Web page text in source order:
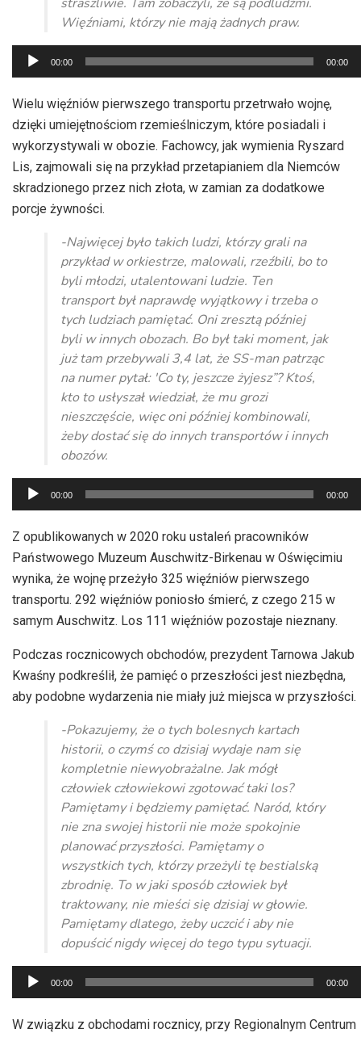
straszliwie. Tam zobaczyli, że są podludźmi.
Więźniami, którzy nie mają żadnych praw.
Odtwarzacz
plików
dźwiękowych
00:00 00:00
Wielu więźniów pierwszego transportu przetrwało wojnę,
dzięki umiejętnościom rzemieślniczym, które posiadali i
wykorzystywali w obozie. Fachowcy, jak wymienia Ryszard
Lis, zajmowali się na przykład przetapianiem dla Niemców
skradzionego przez nich złota, w zamian za dodatkowe
porcje żywności.
-Najwięcej było takich ludzi, którzy grali na
przykład w orkiestrze, malowali, rzeźbili, bo to
byli młodzi, utalentowani ludzie. Ten
transport był naprawdę wyjątkowy i trzeba o
tych ludziach pamiętać. Oni zresztą później
byli w innych obozach. Bo był taki moment, jak
już tam przebywali 3,4 lat, że SS-man patrząc
na numer pytał: 'Co ty, jeszcze żyjesz”? Ktoś,
kto to usłyszał wiedział, że mu grozi
nieszczęście, więc oni później kombinowali,
żeby dostać się do innych transportów i innych
obozów.
Odtwarzacz
plików
dźwiękowych
00:00 00:00
Z opublikowanych w 2020 roku ustaleń pracowników
Państwowego Muzeum Auschwitz-Birkenau w Oświęcimiu
wynika, że wojnę przeżyło 325 więźniów pierwszego
transportu. 292 więźniów poniosło śmierć, z czego 215 w
samym Auschwitz. Los 111 więźniów pozostaje nieznany.
Podczas rocznicowych obchodów, prezydent Tarnowa Jakub
Kwaśny podkreślił, że pamięć o przeszłości jest niezbędna,
aby podobne wydarzenia nie miały już miejsca w przyszłości.
-Pokazujemy, że o tych bolesnych kartach
historii, o czymś co dzisiaj wydaje nam się
kompletnie niewyobrażalne. Jak mógł
człowiek człowiekowi zgotować taki los?
Pamiętamy i będziemy pamiętać. Naród, który
nie zna swojej historii nie może spokojnie
planować przyszłości. Pamiętamy o
wszystkich tych, którzy przeżyli tę bestialską
zbrodnię. To w jaki sposób człowiek był
traktowany, nie mieści się dzisiaj w głowie.
Pamiętamy dlatego, żeby uczcić i aby nie
dopuścić nigdy więcej do tego typu sytuacji.
Odtwarzacz
plików
dźwiękowych
00:00 00:00
W związku z obchodami rocznicy, przy Regionalnym Centrum